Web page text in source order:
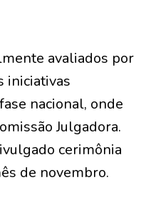
avaliados por
iniciativas
nacional, onde
Julgadora.
cerimônia
de novembro.